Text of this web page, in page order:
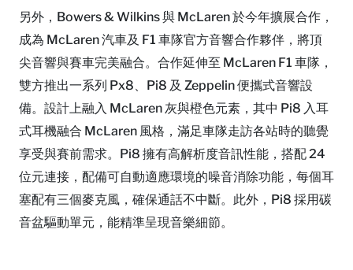
另外，Bowers & Wilkins 與 McLaren 於今年擴展合作，
成為 McLaren 汽車及 F1 車隊官方音響合作夥伴，將頂
尖音響與賽車完美融合。合作延伸至 McLaren F1 車隊，
雙方推出一系列 Px8、Pi8 及 Zeppelin 便攜式音響設
備。設計上融入 McLaren 灰與橙色元素，其中 Pi8 入耳
式耳機融合 McLaren 風格，滿足車隊走訪各站時的聽覺
享受與賽前需求。Pi8 擁有高解析度音訊性能，搭配 24
位元連接，配備可自動適應環境的噪音消除功能，每個耳
塞配有三個麥克風，確保通話不中斷。此外，Pi8 採用碳
音盆驅動單元，能精準呈現音樂細節。